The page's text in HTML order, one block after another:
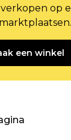
op
een winkel